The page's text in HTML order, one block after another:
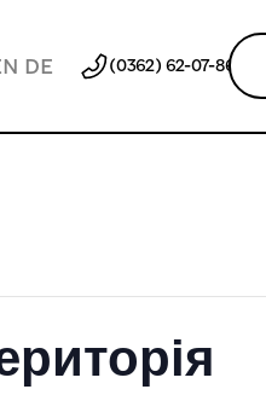
DE (0362) 62-07-86